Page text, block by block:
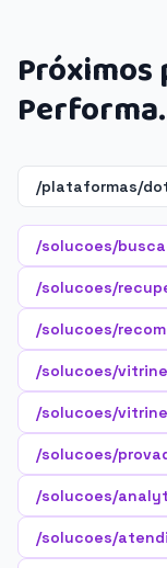
Próximos
/plataformas/
/solucoes/
/solucoes/
/solucoes/
/solucoes/
/solucoes/
/solucoes/
/solucoes/
/solucoes/